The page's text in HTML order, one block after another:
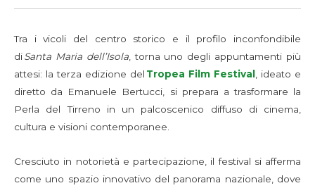
Tra i vicoli del centro storico e il profilo inconfondibile
diSanta Maria dell’Isola, torna uno degli appuntamenti più
attesi: la terza edizione del Tropea Film Festival , ideato e
diretto da Emanuele Bertucci, si prepara a trasformare la
Perla del Tirreno in un palcoscenico diffuso di cinema,
cultura e visioni contemporanee.
Cresciuto in notorietà e partecipazione, il festival si afferma
come uno spazio innovativo del panorama nazionale, dove